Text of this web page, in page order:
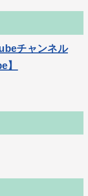
チャンネル
】